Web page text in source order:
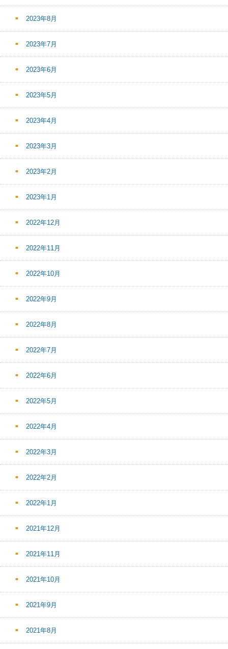
2023年8月
2023年7月
2023年6月
2023年5月
2023年4月
2023年3月
2023年2月
2023年1月
2022年12月
2022年11月
2022年10月
2022年9月
2022年8月
2022年7月
2022年6月
2022年5月
2022年4月
2022年3月
2022年2月
2022年1月
2021年12月
2021年11月
2021年10月
2021年9月
2021年8月